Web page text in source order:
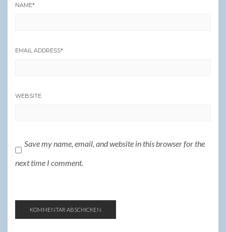
NAME*
EMAIL ADDRESS*
WEBSITE
Save my name, email, and website in this browser for the
next time I comment.